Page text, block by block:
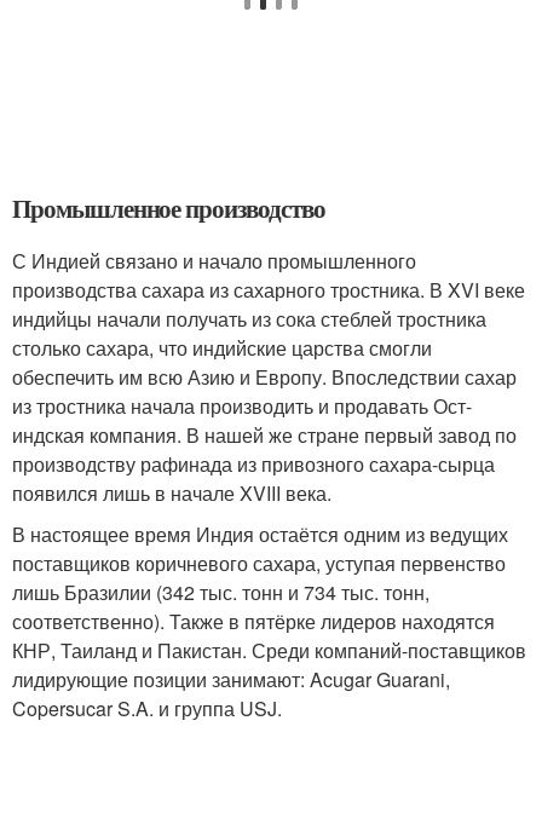
Промышленное производство
С Индией связано и начало промышленного
производства сахара из сахарного тростника. В XVI веке
индийцы начали получать из сока стеблей тростника
столько сахара, что индийские царства смогли
обеспечить им всю Азию и Европу. Впоследствии сахар
из тростника начала производить и продавать Ост-
индская компания. В нашей же стране первый завод по
производству рафинада из привозного сахара-сырца
появился лишь в начале XVIII века.
В настоящее время Индия остаётся одним из ведущих
поставщиков коричневого сахара, уступая первенство
лишь Бразилии (342 тыс. тонн и 734 тыс. тонн,
соответственно). Также в пятёрке лидеров находятся
КНР, Таиланд и Пакистан. Среди компаний-поставщиков
лидирующие позиции занимают: Acugar Guarani,
Copersucar S.A. и группа USJ.